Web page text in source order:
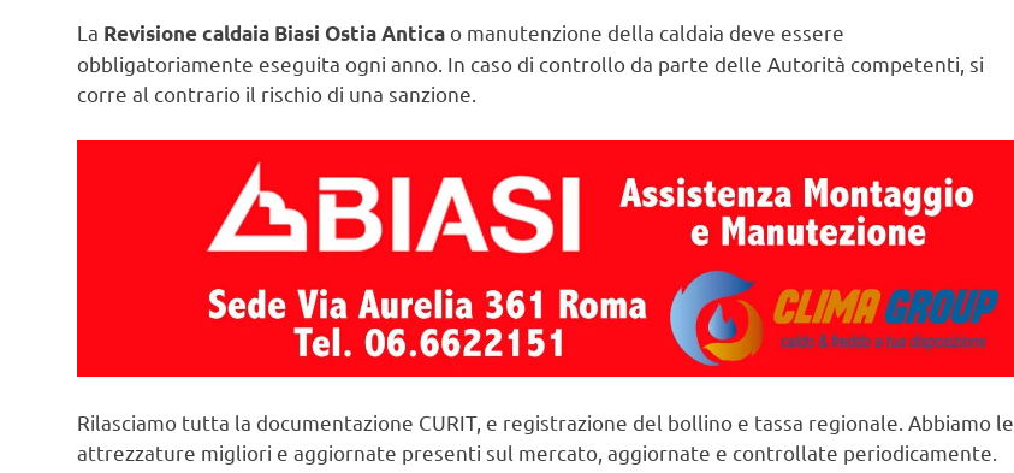
La Revisione caldaia Biasi Ostia Antica o manutenzione della caldaia deve essere
obbligatoriamente eseguita ogni anno. In caso di controllo da parte delle Autorità competenti, si
corre al contrario il rischio di una sanzione.
Rilasciamo tutta la documentazione CURIT, e registrazione del bollino e tassa regionale. Abbiamo le
attrezzature migliori e aggiornate presenti sul mercato, aggiornate e controllate periodicamente.